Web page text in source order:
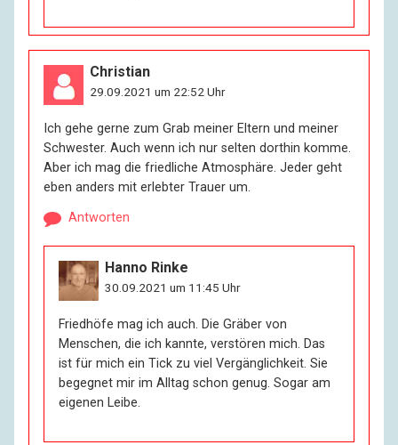
Christian
29.09.2021 um 22:52 Uhr
Ich gehe gerne zum Grab meiner Eltern und meiner
Schwester. Auch wenn ich nur selten dorthin komme.
Aber ich mag die friedliche Atmosphäre. Jeder geht
eben anders mit erlebter Trauer um.
Antworten
Hanno Rinke
30.09.2021 um 11:45 Uhr
Friedhöfe mag ich auch. Die Gräber von
Menschen, die ich kannte, verstören mich. Das
ist für mich ein Tick zu viel Vergänglichkeit. Sie
begegnet mir im Alltag schon genug. Sogar am
eigenen Leibe.